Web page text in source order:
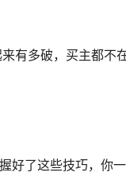
有多破，买主都不
了这些技巧，你